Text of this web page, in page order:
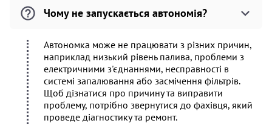
Чому не запускається автономія?
Автономка може не працювати з різних причин,
наприклад низький рівень палива, проблеми з
електричними з'єднаннями, несправності в
системі запалювання або засмічення фільтрів.
Щоб дізнатися про причину та виправити
проблему, потрібно звернутися до фахівця, який
проведе діагностику та ремонт.